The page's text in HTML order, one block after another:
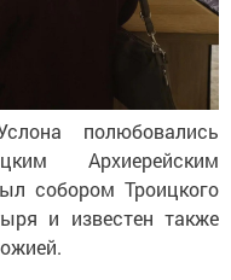
полюбовались
Архиерейским
собором Троицкого
и известен также